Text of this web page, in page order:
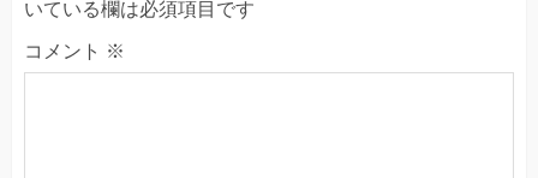
いている欄は必須項目です
コメント ※